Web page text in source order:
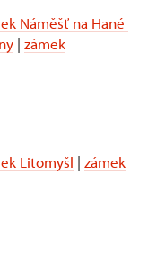
Náměšť na Hané
| zámek
Litomyšl | zámek